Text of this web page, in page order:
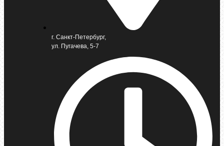
г. Санкт-Петербург,
ул. Пугачева, 5-7